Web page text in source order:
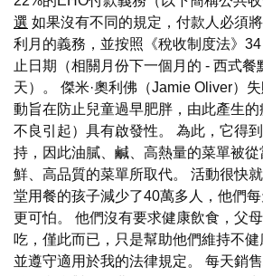
選 如果沒有不同的規定，付款人必須
利月的義務，並按照《稅收制度法》
止日期（相關月份下一個月的 - 西式餐
天）。 傑米·奧利佛（Jamie Oliver）
動旨在防止兒童過早肥胖，由此產生
不良引起）具有啟發性。 為此，它得
持，因此油膩、鹹、高熱量的菜單被
鮮、高品質的菜單所取代。 活動很快
堂用餐的孩子減少了40萬多人，他們
更可怕。 他們沒有要求健康飲食，父
吃，僅此而已，只是幫助他們維持不
並遵守適用於我的法律規定。 每天銷